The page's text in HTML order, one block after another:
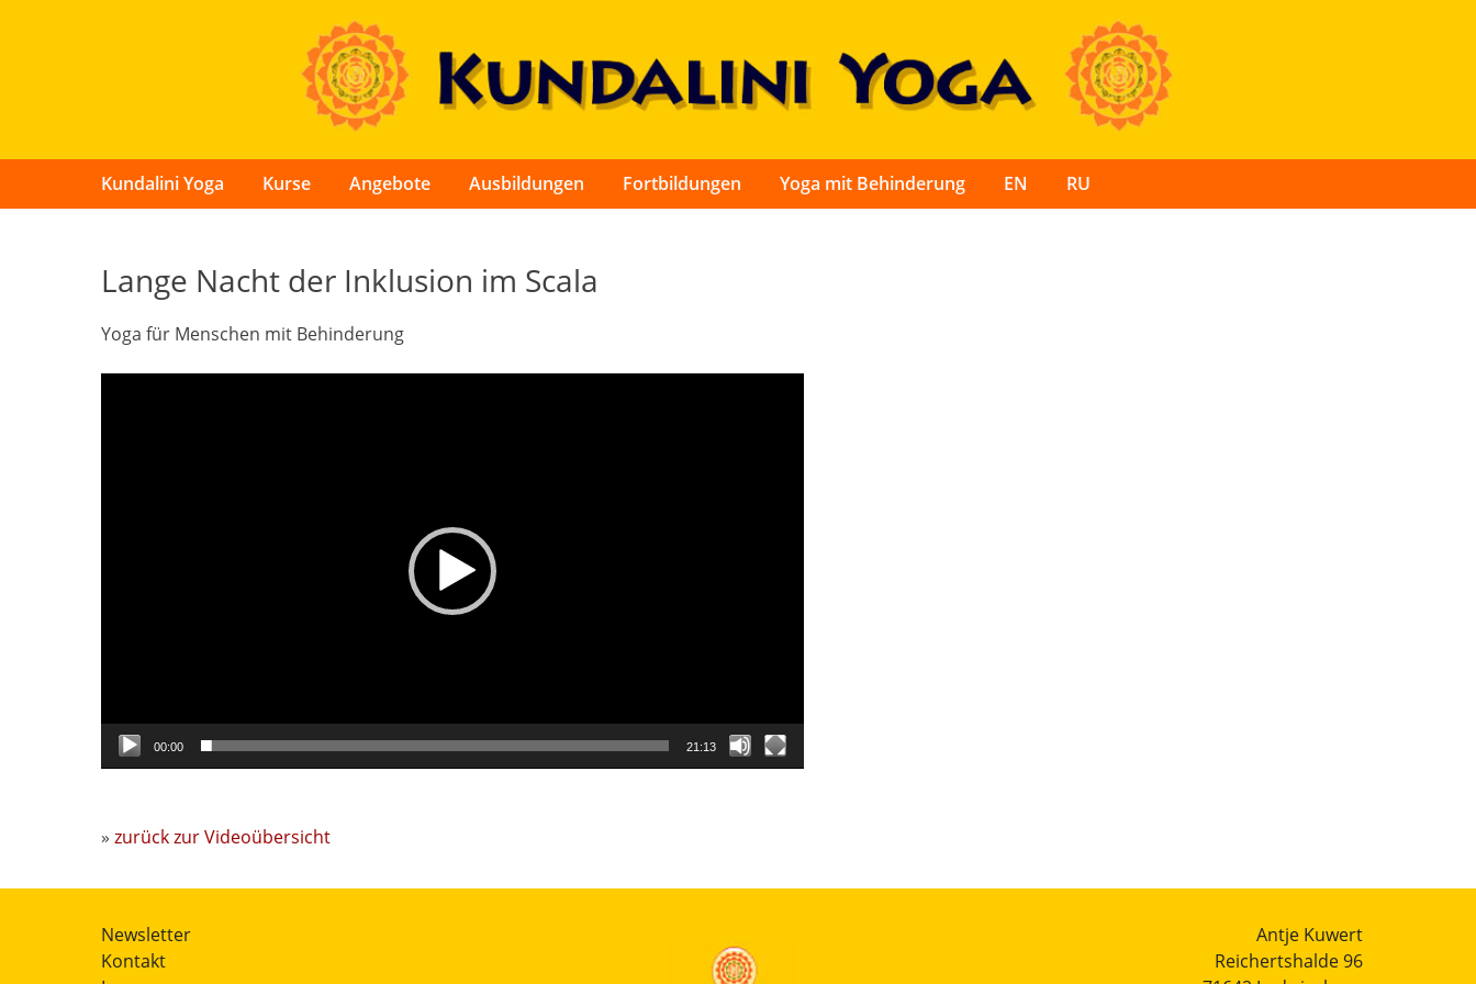
Kundalini Yoga Kurse Angebote Ausbildungen Fortbildungen Yoga mit Behinderung EN RU
Lange Nacht der Inklusion im Scala
Yoga für Menschen mit Behinderung
00:00 21:13
» zurück zur Videoübersicht
Newsletter
Kontakt
Antje Kuwert
Reichertshalde 96